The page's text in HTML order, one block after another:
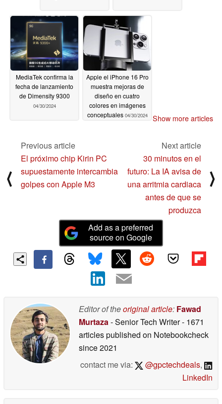
MediaTek confirma la
fecha de lanzamiento
de Dimensity 9300
04/30/2024
Apple el iPhone 16 Pro
muestra mejoras de
diseño en cuatro
colores en imágenes
conceptuales 04/30/2024 Show more articles
⟨
Previous article
El próximo chip Kirin PC
supuestamente intercambia
golpes con Apple M3
Next article
30 minutos en el
futuro: La IA avisa de
una arritmia cardiaca
antes de que se
produzca
⟩
Add as a preferred
source on Google
Editor of theoriginal article: Fawad
Murtaza- Senior Tech Writer- 1671
articles published on Notebookcheck
since 2021
contact me via:
@gpctechdeals,
LinkedIn